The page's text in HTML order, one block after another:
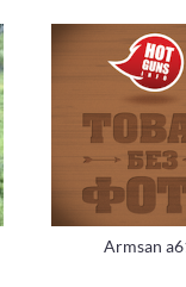
Armsan